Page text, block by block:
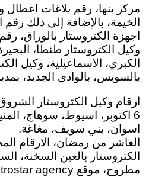
مركز بنها، رقم بلاغات اعطال
الخيمة، بالإضافة إلى ذلك
اجهزة الكتروستار بالوراق،
وكيل الكتروستار طنطا،
الكبري، الاسماعيلية، وكيل
بالسويس، بالوادي الجديد،
ارقام وكيل الكتروستار
6 اكتوبر، اسيوط، سوهاج،
اسوان، بني سويف، مغاغة.
العاشر من رمضان، الارقام
الكتروستار بالعين السخنة،
مطروح، موقع electrostar agency بالسويس.